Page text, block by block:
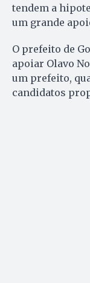
tendem a
um grande
O prefeito de
apoiar Olavo
um prefeito,
candidatos